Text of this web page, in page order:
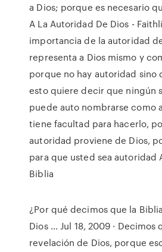
a Dios; porque es necesario
A La Autoridad De Dios -
importancia de la autoridad
representa a Dios mismo y
porque no hay autoridad sino
esto quiere decir que ningún
puede auto nombrarse como
tiene facultad para hacerlo,
autoridad proviene de Dios,
para que usted sea autoridad
Biblia
¿Por qué decimos que la
Dios ... Jul 18, 2009 · Decimos
revelación de Dios, porque